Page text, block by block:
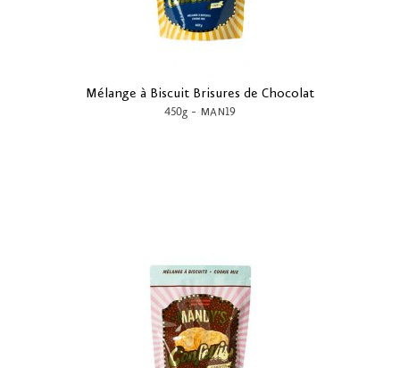
Mélange à Biscuit Brisures de Chocolat
450g - MAN19